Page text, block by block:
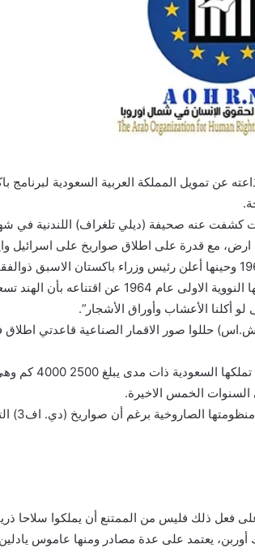
عن تمويل المملكة العربية السعودية لبرنامج
كشفت عنه صحيفة (ديلي تلغراف) اللندنية في
مع قدرة على اطلاق صواريخ على اسرائيل
يذكر أن باكستان بدأت التفكير بإنجاز قنبلة ذرية في العام 1965 وحينها أعلن رئيس وزراء
السيدة الراحلة بي نظير بوتو) بعد إجراء الصين اختباراً لقنبلتها النووية
أكلنا الأعشاب وأوراق الأشجار”.
حللوا صور الاقمار الصناعية قاعدتي اطلاق
وأشارت إلى أن القواعد التي تلائم
الخمس الاخيرة.
وقدّر الخبراء في
فعل ذلك فليس من الممتنع أن يملكوا سلاحا
أوربن، يعتمد على عدة مصادر ومنها عاموس